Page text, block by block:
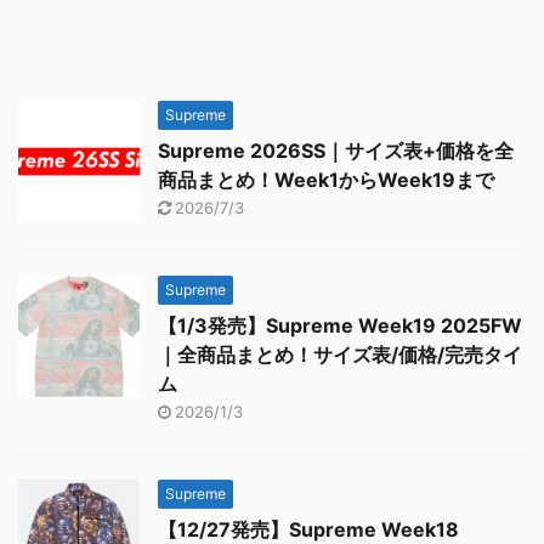
Supreme
Supreme 2026SS｜サイズ表+価格を全
商品まとめ！Week1からWeek19まで
2026/7/3
Supreme
【1/3発売】Supreme Week19 2025FW
｜全商品まとめ！サイズ表/価格/完売タイ
ム
2026/1/3
Supreme
【12/27発売】Supreme Week18